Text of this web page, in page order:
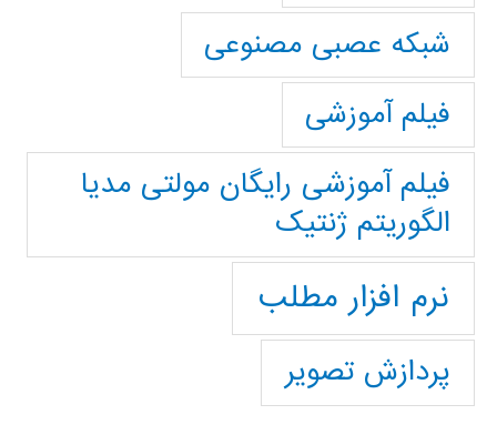
شبکه عصبی مصنوعی
فیلم آموزشی
فیلم آموزشی رایگان مولتی مدیا
الگوریتم ژنتیک
نرم افزار مطلب
پردازش تصویر